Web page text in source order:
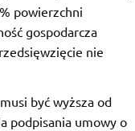
powierzchni
gospodarcza
nie
być wyższa od
podpisania umowy o